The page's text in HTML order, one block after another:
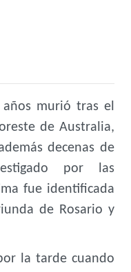
murió tras el
de Australia,
decenas de
por las
fue identificada
de Rosario y
la tarde cuando